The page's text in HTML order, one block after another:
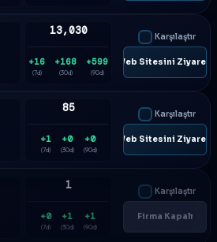
13,030
+16
(7d)
+168
(30d)
+599
(90d)
Karşılaştır
🌐 Web Sitesini Ziyaret
85
+1
(7d)
+0
(30d)
+0
(90d)
Karşılaştır
🌐 Web Sitesini Ziyaret
1
+0
(7d)
+1
(30d)
+1
(90d)
Karşılaştır
Firma Kapalı